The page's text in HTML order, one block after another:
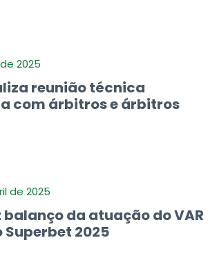
2025
reunião técnica
com árbitros e árbitros
de 2025
balanço da atuação do VAR
Superbet 2025